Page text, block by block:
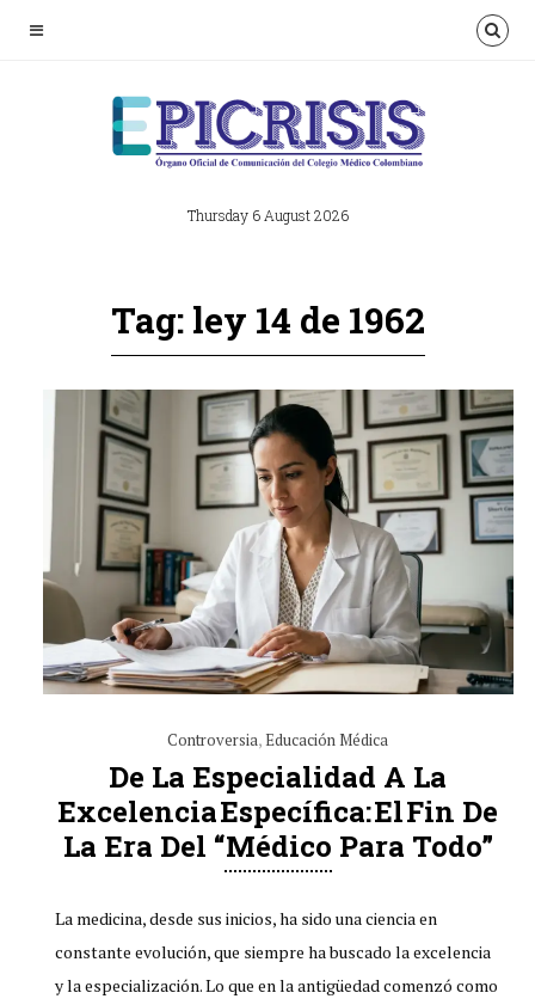
Thursday 6 August 2026
Tag: ley 14 de 1962
Controversia,Educación Médica
De La Especialidad A La
Excelencia Específica: El Fin De
La Era Del “médico Para Todo”
La medicina, desde sus inicios, ha sido una ciencia en
constante evolución, que siempre ha buscado la excelencia
y la especialización. Lo que en la antigüedad comenzó como